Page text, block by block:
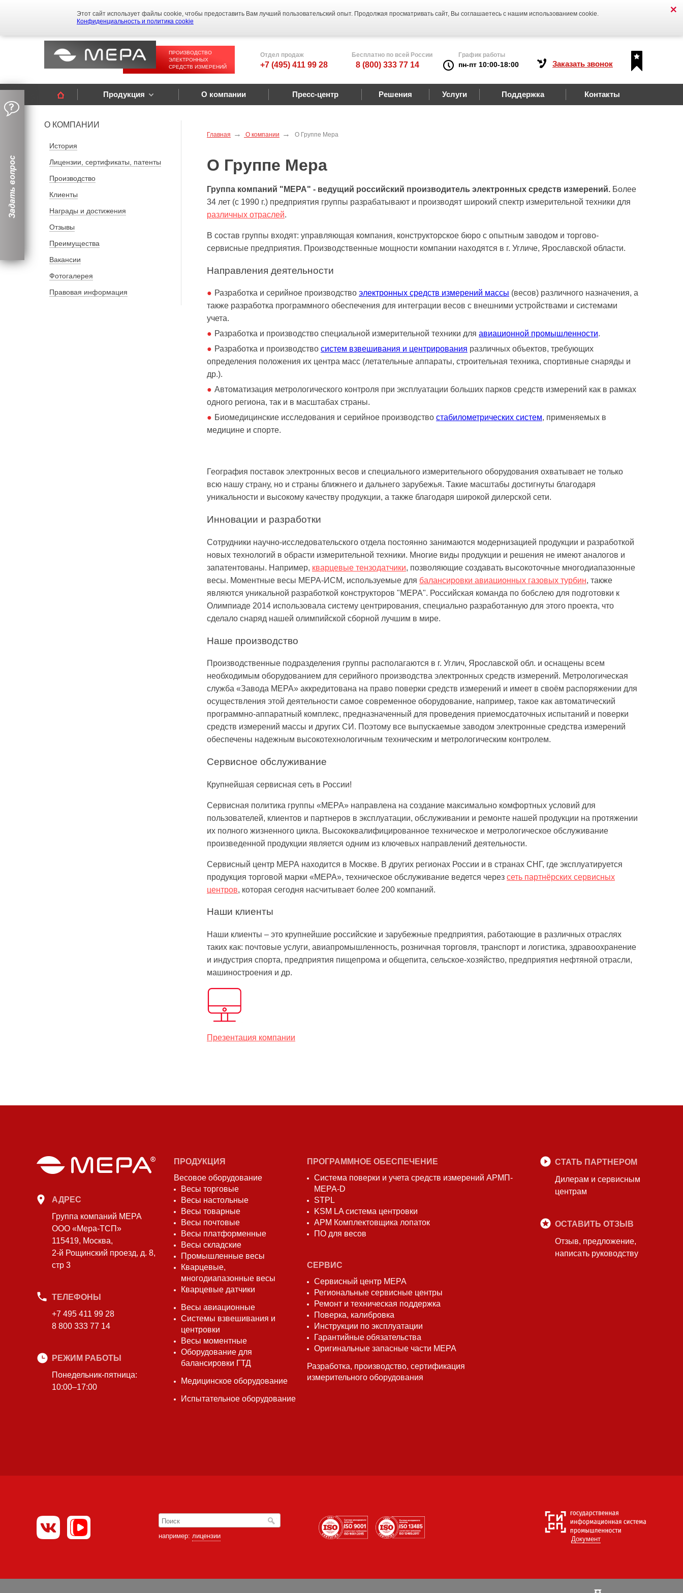
Этот сайт использует файлы cookie, чтобы предоставить Вам лучший пользовательский опыт. Продолжая просматривать сайт, Вы соглашаетесь с нашим использованием cookie.
Конфиденциальность и политика cookie
ПРОИЗВОДСТВО
ЭЛЕКТРОННЫХ
СРЕДСТВ ИЗМЕРЕНИЙ
Отдел продаж
+7 (495) 411 99 28
Бесплатно по всей России
8 (800) 333 77 14
График работы
пн-пт 10:00-18:00 Заказать звонок
Продукция О компании Пресс-центр Решения Услуги Поддержка Контакты
О КОМПАНИИ
История
Лицензии, сертификаты, патенты
Производство
Клиенты
Награды и достижения
Отзывы
Преимущества
Вакансии
Фотогалерея
Правовая информация
Главная О компании О Группе Мера
О Группе Мера
Группа компаний "МЕРА" - ведущий российский производитель электронных средств измерений. Более
34 лет (с 1990 г.) предприятия группы разрабатывают и производят широкий спектр измерительной техники для
различных отраслей.
В состав группы входят: управляющая компания, конструкторское бюро с опытным заводом и торгово-
сервисные предприятия. Производственные мощности компании находятся в г. Угличе, Ярославской области.
Направления деятельности
Разработка и серийное производство электронных средств измерений массы (весов) различного назначения, а
также разработка программного обеспечения для интеграции весов с внешними устройствами и системами
учета.
Разработка и производство специальной измерительной техники для авиационной промышленности.
Разработка и производство систем взвешивания и центрирования различных объектов, требующих
определения положения их центра масс (летательные аппараты, строительная техника, спортивные снаряды и
др.).
Автоматизация метрологического контроля при эксплуатации больших парков средств измерений как в рамках
одного региона, так и в масштабах страны.
Биомедицинские исследования и серийное производство стабилометрических систем, применяемых в
медицине и спорте.
География поставок электронных весов и специального измерительного оборудования охватывает не только
всю нашу страну, но и страны ближнего и дальнего зарубежья. Такие масштабы достигнуты благодаря
уникальности и высокому качеству продукции, а также благодаря широкой дилерской сети.
Инновации и разработки
Сотрудники научно-исследовательского отдела постоянно занимаются модернизацией продукции и разработкой
новых технологий в обрасти измерительной техники. Многие виды продукции и решения не имеют аналогов и
запатентованы. Например, кварцевые тензодатчики, позволяющие создавать высокоточные многодиапазонные
весы. Моментные весы МЕРА-ИСМ, используемые для балансировки авиационных газовых турбин, также
являются уникальной разработкой конструкторов "МЕРА". Российская команда по бобслею для подготовки к
Олимпиаде 2014 использовала систему центрирования, специально разработанную для этого проекта, что
сделало снаряд нашей олимпийской сборной лучшим в мире.
Наше производство
Производственные подразделения группы располагаются в г. Углич, Ярославской обл. и оснащены всем
необходимым оборудованием для серийного производства электронных средств измерений. Метрологическая
служба «Завода МЕРА» аккредитована на право поверки средств измерений и имеет в своём распоряжении для
осуществления этой деятельности самое современное оборудование, например, такое как автоматический
программно-аппаратный комплекс, предназначенный для проведения приемосдаточных испытаний и поверки
средств измерений массы и других СИ. Поэтому все выпускаемые заводом электронные средства измерений
обеспечены надежным высокотехнологичным техническим и метрологическим контролем.
Сервисное обслуживание
Крупнейшая сервисная сеть в России!
Сервисная политика группы «МЕРА» направлена на создание максимально комфортных условий для
пользователей, клиентов и партнеров в эксплуатации, обслуживании и ремонте нашей продукции на протяжении
их полного жизненного цикла. Высококвалифицированное техническое и метрологическое обслуживание
произведенной продукции является одним из ключевых направлений деятельности.
Сервисный центр МЕРА находится в Москве. В других регионах России и в странах СНГ, где эксплуатируется
продукция торговой марки «МЕРА», техническое обслуживание ведется через сеть партнёрских сервисных
центров, которая сегодня насчитывает более 200 компаний.
Наши клиенты
Наши клиенты – это крупнейшие российские и зарубежные предприятия, работающие в различных отраслях
таких как: почтовые услуги, авиапромышленность, розничная торговля, транспорт и логистика, здравоохранение
и индустрия спорта, предприятия пищепрома и общепита, сельское-хозяйство, предприятия нефтяной отрасли,
машиностроения и др.
Презентация компании
АДРЕС
Группа компаний МЕРА
ООО «Мера-ТСП»
115419, Москва,
2-й Рощинский проезд, д. 8,
стр 3
ТЕЛЕФОНЫ
+7 495 411 99 28
8 800 333 77 14
РЕЖИМ РАБОТЫ
Понедельник-пятница:
10:00–17:00
ПРОДУКЦИЯ
Весовое оборудование
Весы торговые
Весы настольные
Весы товарные
Весы почтовые
Весы платформенные
Весы складские
Промышленные весы
Кварцевые,
многодиапазонные весы
Кварцевые датчики
Весы авиационные
Системы взвешивания и
центровки
Весы моментные
Оборудование для
балансировки ГТД
Медицинское оборудование
Испытательное оборудование
ПРОГРАММНОЕ ОБЕСПЕЧЕНИЕ
Система поверки и учета средств измерений АРМП-
МЕРА-D
STPL
KSM LA система центровки
АРМ Комплектовщика лопаток
ПО для весов
СЕРВИС
Сервисный центр МЕРА
Региональные сервисные центры
Ремонт и техническая поддержка
Поверка, калибровка
Инструкции по эксплуатации
Гарантийные обязательства
Оригинальные запасные части МЕРА
Разработка, производство, сертификация
измерительного оборудования
СТАТЬ ПАРТНЕРОМ
Дилерам и сервисным
центрам
ОСТАВИТЬ ОТЗЫВ
Отзыв, предложение,
написать руководству
например: лицензии Документ